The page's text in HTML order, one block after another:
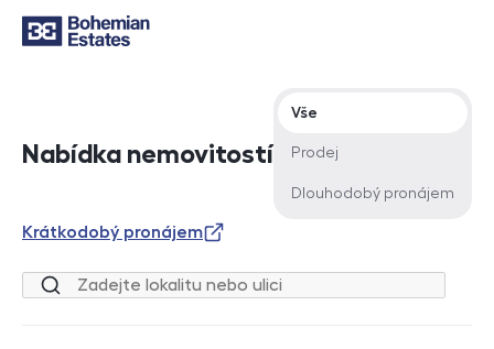
Nabídka nemovitostí
Typ nabídky
Vše
Prodej
Dlouhodobý pronájem
Krátkodobý pronájem
Lokalita nebo ulice